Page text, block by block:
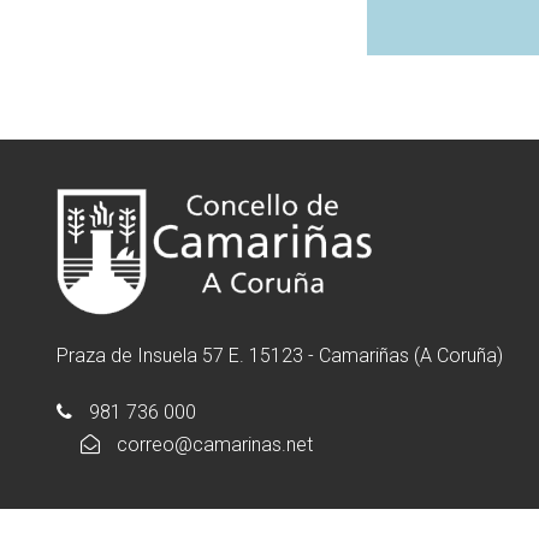
Praza de Insuela 57 E. 15123 - Camariñas (A Coruña)
981 736 000
correo@camarinas.net